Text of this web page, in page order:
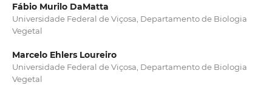
Fábio Murilo DaMatta
Universidade Federal de Viçosa, Departamento de Biologia
Vegetal
Marcelo Ehlers Loureiro
Universidade Federal de Viçosa, Departamento de Biologia
Vegetal